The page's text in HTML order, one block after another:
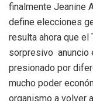
finalmente Jeanine
define elecciones
resulta ahora que el
sorpresivo anuncio
presionado por
mucho poder
organismo a volver